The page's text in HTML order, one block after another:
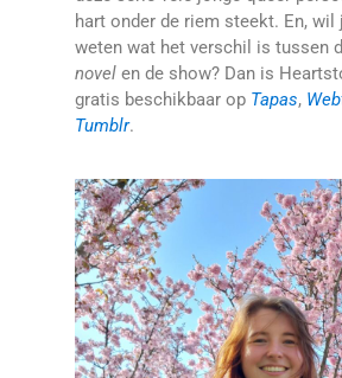
hart onder de riem steekt. En, wil
weten wat het verschil is tussen
novelen de show? Dan is
gratis beschikbaar op Tapas,
Tumblr.